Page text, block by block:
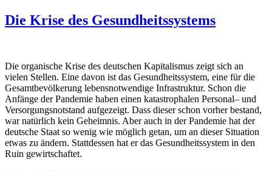
Die Krise des Gesundheitssystems
Die organische Krise des deutschen Kapitalismus zeigt sich an
vielen Stellen. Eine davon ist das Gesundheitssystem, eine für die
Gesamtbevölkerung lebensnotwendige Infrastruktur. Schon die
Anfänge der Pandemie haben einen katastrophalen Personal– und
Versorgungsnotstand aufgezeigt. Dass dieser schon vorher bestand,
war natürlich kein Geheimnis. Aber auch in der Pandemie hat der
deutsche Staat so wenig wie möglich getan, um an dieser Situation
etwas zu ändern. Stattdessen hat er das Gesundheitssystem in den
Ruin gewirtschaftet.